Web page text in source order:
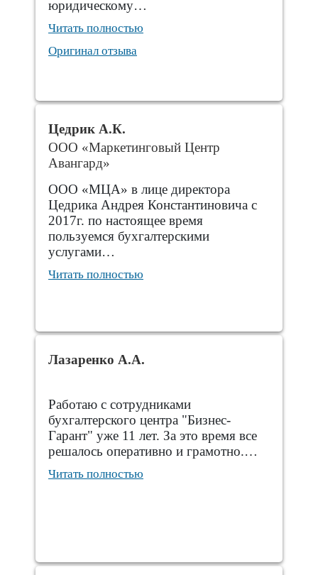
юридическому…
Читать полностью
Оригинал отзыва
Цедрик А.К.
ООО «Маркетинговый Центр
Авангард»
ООО «МЦА» в лице директора
Цедрика Андрея Константиновича с
2017г. по настоящее время
пользуемся бухгалтерскими
услугами…
Читать полностью
Лазаренко А.А.
Работаю с сотрудниками
бухгалтерского центра "Бизнес-
Гарант" уже 11 лет. За это время все
решалось оперативно и грамотно.…
Читать полностью